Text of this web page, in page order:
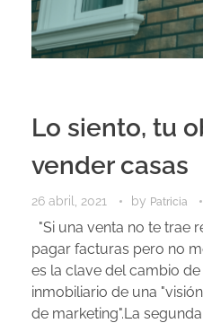
Lo siento, tu
vender casas
26 abril, 2021 by Patricia
"Si una venta no te trae
pagar facturas pero no
es la clave del cambio
inmobiliario de una
de marketing".La